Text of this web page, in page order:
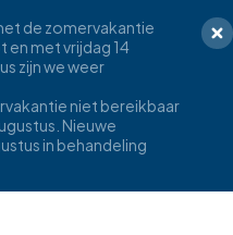
de zomervakantie
en met vrijdag 14
zijn we weer
niet bereikbaar
Nieuwe
in behandeling